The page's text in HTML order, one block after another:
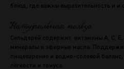
блюд, где важны выразительность и и
Натуральная польза
Сельдерей содержит витамины A, C, Е,
минералы и эфирные масла.
пищеварение и водно-солевой
лёгкости и тонуса.